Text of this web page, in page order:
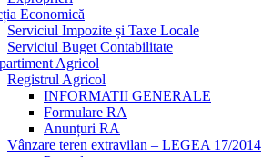
Economică
Serviciul Impozite și Taxe Locale
Serviciul Buget Contabilitate
Agricol
Registrul Agricol
INFORMATII GENERALE
Formulare RA
Anunțuri RA
Vânzare teren extravilan – LEGEA 17/2014